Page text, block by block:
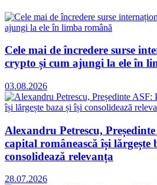
Cele mai de încredere surse
crypto și cum ajungi la ele în
03.08.2026
Alexandru Petrescu,
capital românească își lărgește
consolidează relevanța
28.07.2026